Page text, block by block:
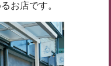
お店です。